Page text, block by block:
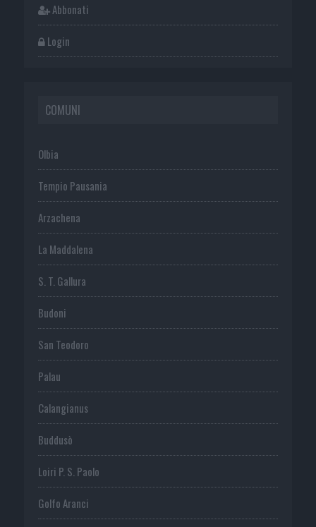
Abbonati
Login
COMUNI
Olbia
Tempio Pausania
Arzachena
La Maddalena
S. T. Gallura
Budoni
San Teodoro
Palau
Calangianus
Buddusò
Loiri P. S. Paolo
Golfo Aranci